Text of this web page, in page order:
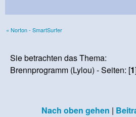
« Norton - SmartSurfer
Sie betrachten das Thema:
Brennprogramm (Lylou) - Seiten: [1
Nach oben gehen |